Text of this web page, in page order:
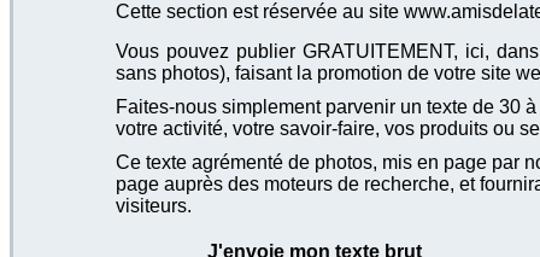
Cette section est réservée au site
Vous pouvez publier GRATUITEMENT, ici,
sans photos), faisant la promotion de votre site
Faites-nous simplement parvenir un texte de 30
votre activité, votre savoir-faire, vos produits ou
Ce texte agrémenté de photos, mis en page par
page auprès des moteurs de recherche, et
visiteurs.
J'envoie mon texte brut